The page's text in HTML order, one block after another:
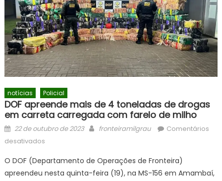
notícias Policial
DOF apreende mais de 4 toneladas de drogas
em carreta carregada com farelo de milho
Posted
on
22 de outubro de 2023 Author
fronteiramilgrau
Comentários
desativadosem
apreende
mais
O DOF (Departamento de Operações de Fronteira)
apreendeu nesta quinta-feira (19), na MS-156 em Amambaí,